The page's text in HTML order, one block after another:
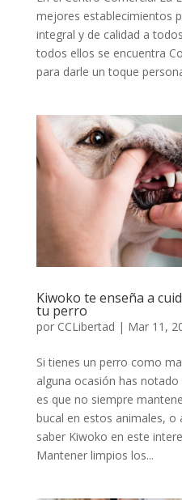
mejores establecimientos
integral y de calidad a
todos ellos se encuentra
para darle un toque
Kiwoko te enseña a
tu perro
por CCLibertad | Mar 11,
Si tienes un perro como
alguna ocasión has
es que no siempre
bucal en estos animales, o
saber Kiwoko en este
Mantener limpios los...